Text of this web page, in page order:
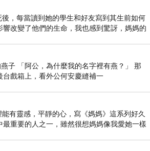
這位帥哥！看這裡呦！媽媽
拍照教學 用全景模式拍攝 呵
畫面變的更寬廣 更好看了耶
，每當讀到她的學生和好友寫到其生前如何
改變了他們的生命，我也感到驚訝，媽媽的
子 「阿公，為什麼我的名字裡有燕？」 那
戲箱上，看外公何安慶縫補一
有靈感，平靜的心，寫《媽媽》這系列好久
重要的人之一，雖然很想媽媽像我愛她一樣